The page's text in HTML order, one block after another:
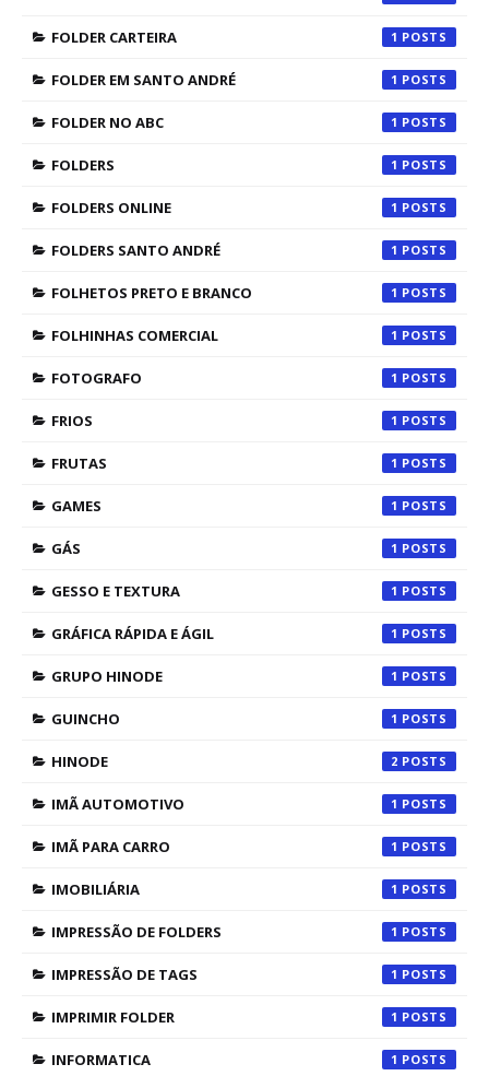
FOLDER CARTEIRA 1
FOLDER EM SANTO ANDRÉ 1
FOLDER NO ABC 1
FOLDERS 1
FOLDERS ONLINE 1
FOLDERS SANTO ANDRÉ 1
FOLHETOS PRETO E BRANCO 1
FOLHINHAS COMERCIAL 1
FOTOGRAFO 1
FRIOS 1
FRUTAS 1
GAMES 1
GÁS 1
GESSO E TEXTURA 1
GRÁFICA RÁPIDA E ÁGIL 1
GRUPO HINODE 1
GUINCHO 1
HINODE 2
IMÃ AUTOMOTIVO 1
IMÃ PARA CARRO 1
IMOBILIÁRIA 1
IMPRESSÃO DE FOLDERS 1
IMPRESSÃO DE TAGS 1
IMPRIMIR FOLDER 1
INFORMATICA 1